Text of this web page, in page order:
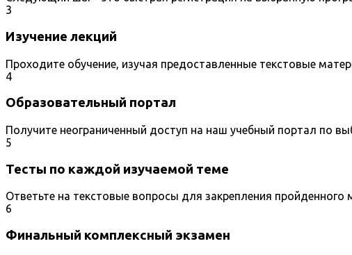
3
Изучение лекций
Проходите обучение, изучая предоставленные текстовые
4
Образовательный портал
Получите неограниченный доступ на наш учебный портал по
5
Тесты по каждой изучаемой теме
Ответьте на текстовые вопросы для закрепления пройденного
6
Финальный комплексный экзамен